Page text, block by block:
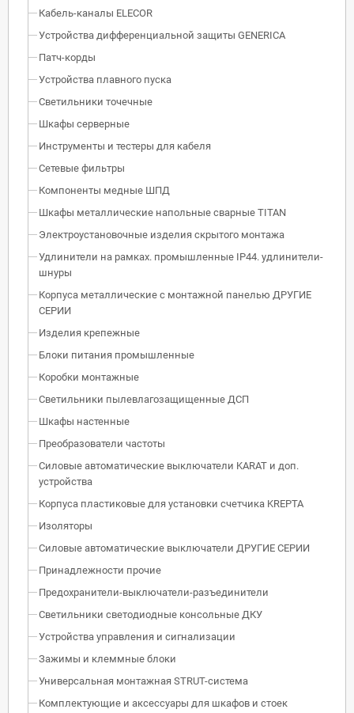
Кабель-каналы ELECOR
Устройства дифференциальной защиты GENERICA
Патч-корды
Устройства плавного пуска
Светильники точечные
Шкафы серверные
Инструменты и тестеры для кабеля
Сетевые фильтры
Компоненты медные ШПД
Шкафы металлические напольные сварные TITAN
Электроустановочные изделия скрытого монтажа
Удлинители на рамках. промышленные IP44. удлинители-
шнуры
Корпуса металлические с монтажной панелью ДРУГИЕ
СЕРИИ
Изделия крепежные
Блоки питания промышленные
Коробки монтажные
Светильники пылевлагозащищенные ДСП
Шкафы настенные
Преобразователи частоты
Силовые автоматические выключатели KARAT и доп.
устройства
Корпуса пластиковые для установки счетчика KREPTA
Изоляторы
Силовые автоматические выключатели ДРУГИЕ СЕРИИ
Принадлежности прочие
Предохранители-выключатели-разъединители
Светильники светодиодные консольные ДКУ
Устройства управления и сигнализации
Зажимы и клеммные блоки
Универсальная монтажная STRUT-система
Комплектующие и аксессуары для шкафов и стоек